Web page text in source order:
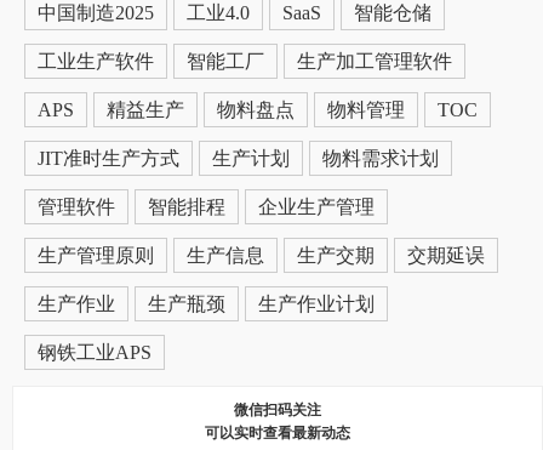
中国制造2025 工业4.0 SaaS 智能仓储
工业生产软件 智能工厂 生产加工管理软件
APS 精益生产 物料盘点 物料管理 TOC
JIT准时生产方式 生产计划 物料需求计划
管理软件 智能排程 企业生产管理
生产管理原则 生产信息 生产交期 交期延误
生产作业 生产瓶颈 生产作业计划
钢铁工业APS
微信扫码关注
可以实时查看最新动态